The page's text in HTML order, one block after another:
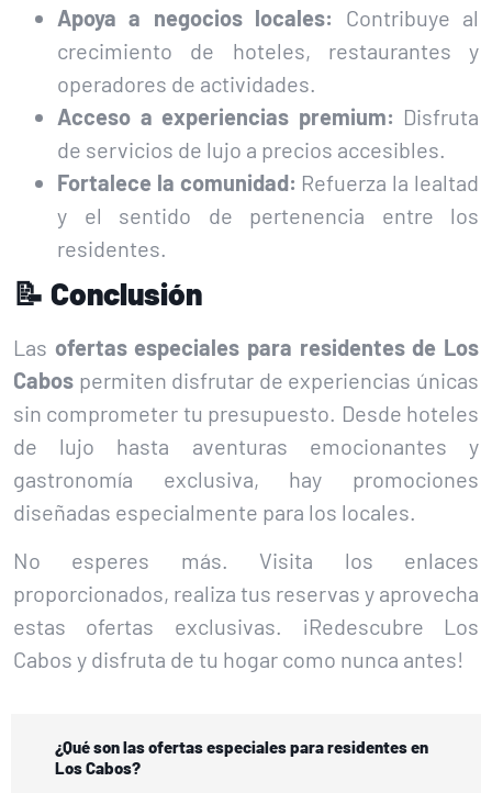
Apoya a negocios locales: Contribuye al
crecimiento de hoteles, restaurantes y
operadores de actividades.
Acceso a experiencias premium: Disfruta
de servicios de lujo a precios accesibles.
Fortalece la comunidad: Refuerza la lealtad
y el sentido de pertenencia entre los
residentes.
📝 Conclusión
Las ofertas especiales para residentes de Los
Cabos permiten disfrutar de experiencias únicas
sin comprometer tu presupuesto. Desde hoteles
de lujo hasta aventuras emocionantes y
gastronomía exclusiva, hay promociones
diseñadas especialmente para los locales.
No esperes más. Visita los enlaces
proporcionados, realiza tus reservas y aprovecha
estas ofertas exclusivas. ¡Redescubre Los
Cabos y disfruta de tu hogar como nunca antes!
¿Qué son las ofertas especiales para residentes en
Los Cabos?